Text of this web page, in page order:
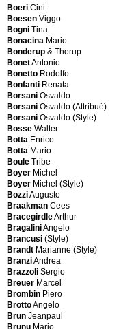
&
Rosmarie
Baltensweiler
Rico
Rosmarie
(Style)
Bandini
Buti
Luigi
Barbagna
&
Colombo
Barber
Edward
Barberi
Aldo
Barbi
Tommaso
Barbi
Tommaso
(Style)
Barbieri
L.
Barbini
Alfredo
Barovier
Ercole
Bartoli
Carlo
Bartoncello
Paris
Atelier
Borsani
Atelier
Borsani
(Attributed)
Atelier
Borsani
Varedo
Atelier
l'Enfer
Atelier
Freymond
Atelier
Mategot
Atelier
Vallauris
Ateljé
lyktan
Aubusson
Auping
Austrian
Production
Aweso
Werke
Azucena
Azucena
(Style)
Boeri Cini
Boesen Viggo
Bogni Tina
Bonacina Mario
Bonderup & Thorup
BonetAntonio
Bonetto Rodolfo
Bonfanti Renata
Borsani Osvaldo
Borsani Osvaldo (Attribué)
Borsani Osvaldo (Style)
Bosse Walter
Botta Enrico
Botta Mario
Boule Tribe
Boyer Michel
Boyer Michel (Style)
BozziAugusto
Braakman Cees
BracegirdleArthur
BragaliniAngelo
Brancusi (Style)
Brandt Marianne (Style)
BranziAndrea
Brazzoli Sergio
Breuer Marcel
Brombin Piero
BrottoAngelo
Brun Jeanpaul